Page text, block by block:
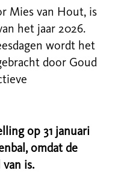
Mies van Hout, is
het jaar 2026.
wordt het
door Goud
op 31 januari
omdat de
is.